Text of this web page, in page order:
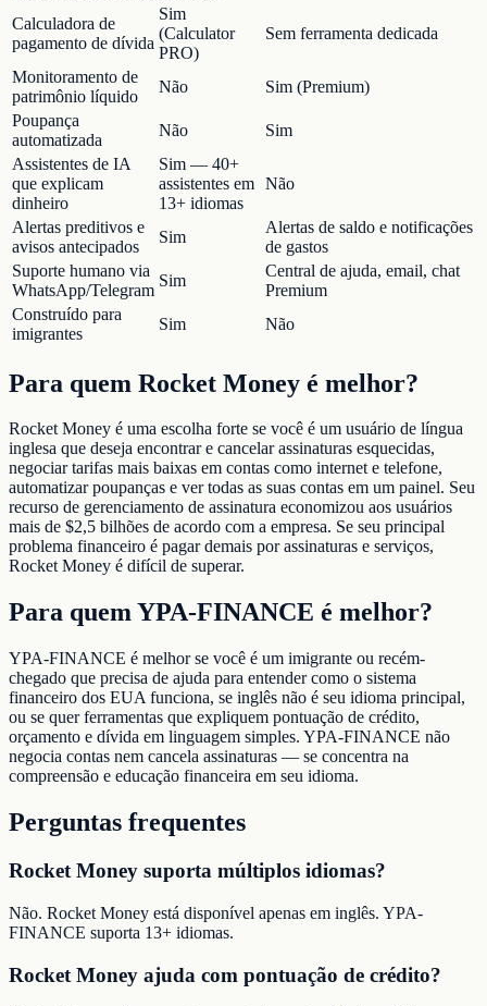
Calculadora de
pagamento de dívida
Sim
(Calculator
PRO)
Sem ferramenta dedicada
Monitoramento de
patrimônio líquido
Não
Sim (Premium)
Poupança
automatizada
Não
Sim
Assistentes de IA
que explicam
dinheiro
Sim — 40+
assistentes em
13+ idiomas
Não
Alertas preditivos e
avisos antecipados
Sim
Alertas de saldo e notificações
de gastos
Suporte humano via
WhatsApp/Telegram
Sim
Central de ajuda, email, chat
Premium
Construído para
imigrantes
Sim Não
Para quem Rocket Money é melhor?
Rocket Money é uma escolha forte se você é um usuário de língua
inglesa que deseja encontrar e cancelar assinaturas esquecidas,
negociar tarifas mais baixas em contas como internet e telefone,
automatizar poupanças e ver todas as suas contas em um painel. Seu
recurso de gerenciamento de assinatura economizou aos usuários
mais de $2,5 bilhões de acordo com a empresa. Se seu principal
problema financeiro é pagar demais por assinaturas e serviços,
Rocket Money é difícil de superar.
Para quem YPA-FINANCE é melhor?
YPA-FINANCE é melhor se você é um imigrante ou recém-
chegado que precisa de ajuda para entender como o sistema
financeiro dos EUA funciona, se inglês não é seu idioma principal,
ou se quer ferramentas que expliquem pontuação de crédito,
orçamento e dívida em linguagem simples. YPA-FINANCE não
negocia contas nem cancela assinaturas — se concentra na
compreensão e educação financeira em seu idioma.
Perguntas frequentes
Rocket Money suporta múltiplos idiomas?
Não. Rocket Money está disponível apenas em inglês. YPA-
FINANCE suporta 13+ idiomas.
Rocket Money ajuda com pontuação de crédito?